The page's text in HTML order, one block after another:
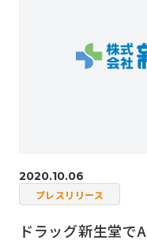
2020.10.06
プレスリリース
ドラッグ新生堂